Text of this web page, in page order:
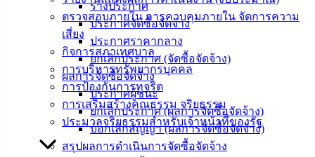
ร่างประกาศ
ประกาศจัดซื้อจัดจ้าง
ประกาศราคากลาง
ยกเลิกประกาศ (จัดซื้อจัดจ้าง)
ผลการจัดซื้อจัดจ้าง
ประกาศผู้ชนะ
ยกเลิกประกาศ (ผลการจัดซื้อจัดจ้าง)
บอกเลิกสัญญา (ผลการจัดซื้อจัดจ้าง)
สรุปผลการดำเนินการจัดซื้อจัดจ้าง
ตรวจสอบภายใน การควบคุมภายใน จัดการความ
เสี่ยง
กิจการสภาเทศบาล
การบริหารทรัพยากรบุคคล
การป้องกันการทุจริต
การเสริมสร้างคุณธรรม จริยธรรม
ประมวลจริยธรรมสำหรับเจ้าหน้าที่ของรัฐ
ราชการ
เทศบาล
สงวนลิขสิทธิ์ © 2563 เทศบาลเมืองอ่างศิลา จังหวัดชลบุรี |
angsilacity.go.th | Powered byBuuscript